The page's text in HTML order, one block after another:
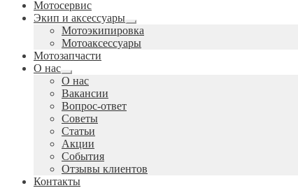
Мотосервис
Экип и аксессуары
Развернутое
вложенное
меню
Мотоэкипировка
Мотоаксессуары
Мотозапчасти
О нас
Развернутое
вложенное
меню
О нас
Вакансии
Вопрос-ответ
Советы
Статьи
Акции
События
Отзывы клиентов
Контакты